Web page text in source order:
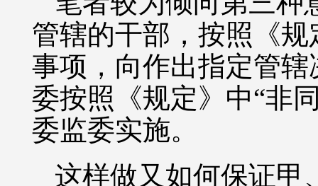
管辖的干部，按照《
事项，向作出指定管
委按照《规定》中“非
委监委实施。
这样做又如何保证甲